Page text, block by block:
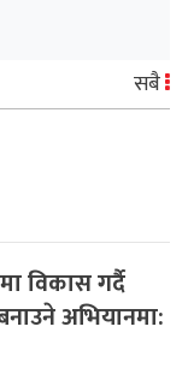
सबै
विकास गर्दै
अभियानमा: